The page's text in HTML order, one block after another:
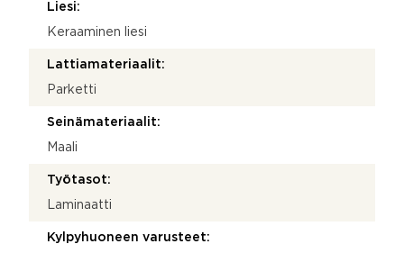
Liesi:
Keraaminen liesi
Lattiamateriaalit:
Parketti
Seinämateriaalit:
Maali
Työtasot:
Laminaatti
Kylpyhuoneen varusteet: